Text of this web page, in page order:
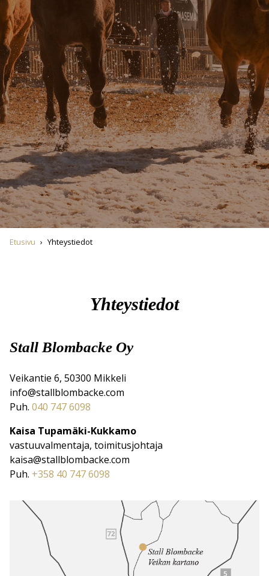
Etusivu › Yhteystiedot
Yhteystiedot
Stall Blombacke Oy
Veikantie 6, 50300 Mikkeli
info@stallblombacke.com
Puh. 040 747 6098
Kaisa Tupamäki-Kukkamo
vastuuvalmentaja, toimitusjohtaja
kaisa@stallblombacke.com
Puh. +358 40 747 6098